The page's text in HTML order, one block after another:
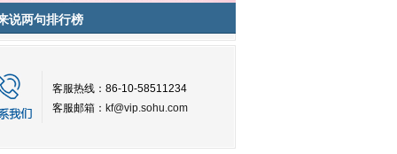
说两句排行榜
客服热线：86-10-58511234
客服邮箱： kf@vip.sohu.com